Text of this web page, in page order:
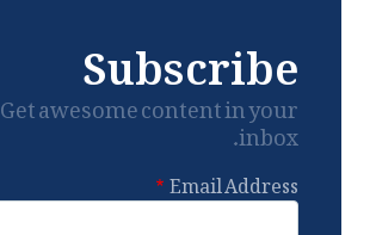
Subscribe
Get awesome content in your
inbox.
Email Address